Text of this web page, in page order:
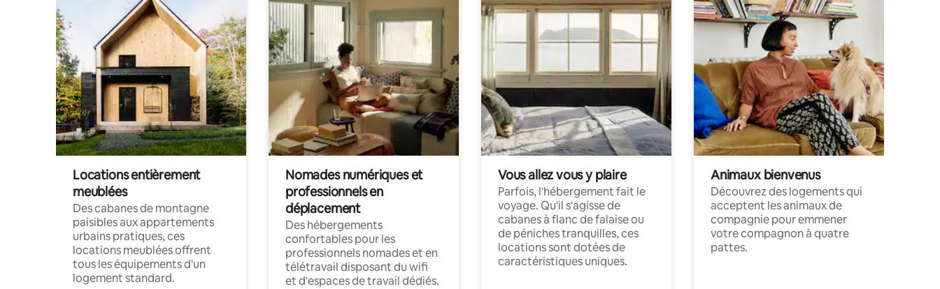
Locations entièrement
meublées
Des cabanes de montagne
paisibles aux appartements
urbains pratiques, ces
locations meublées offrent
tous les équipements d'un
logement standard.
Nomades numériques et
professionnels en
déplacement
Des hébergements
confortables pour les
professionnels nomades et en
télétravail disposant du wifi
et d'espaces de travail dédiés.
Vous allez vous y plaire
Parfois, l'hébergement fait le
voyage. Qu'il s'agisse de
cabanes à flanc de falaise ou
de péniches tranquilles, ces
locations sont dotées de
caractéristiques uniques.
Animaux bienvenus
Découvrez des logements qui
acceptent les animaux de
compagnie pour emmener
votre compagnon à quatre
pattes.